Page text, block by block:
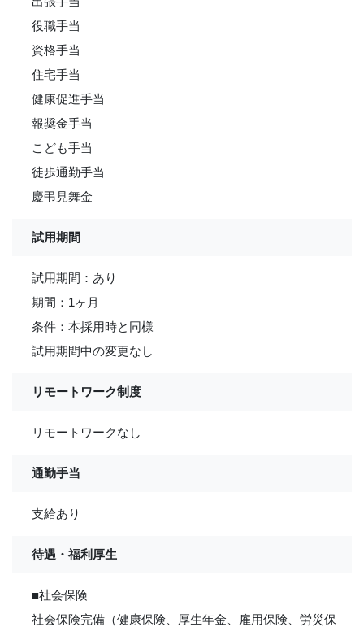
役職手当
資格手当
住宅手当
健康促進手当
報奨金手当
こども手当
徒歩通勤手当
慶弔見舞金
試用期間
試用期間：あり
期間：1ヶ月
条件：本採用時と同様
試用期間中の変更なし
リモートワーク制度
リモートワークなし
通勤手当
支給あり
待遇・福利厚生
■社会保険
社会保険完備（健康保険、厚生年金、雇用保険、労災保